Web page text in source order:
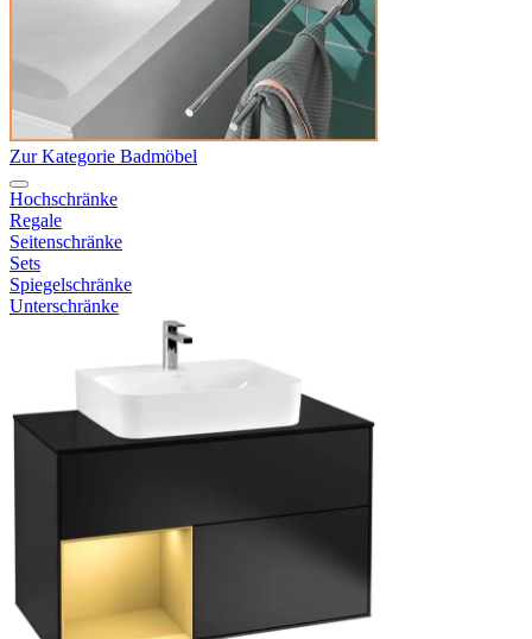
Zur Kategorie Badmöbel
Hochschränke
Regale
Seitenschränke
Sets
Spiegelschränke
Unterschränke